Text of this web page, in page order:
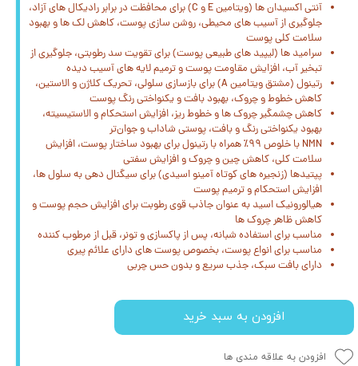
آنتی اکسیدان ها (ویتامین E و C) برای محافظت در برابر رادیکال‌ های آزاد،
جلوگیری از آسیب‌ های محیطی، روشن‌ سازی پوست، کاهش لک‌ ها و بهبود
سلامت کلی پوست
سرامید ها (لیپید های طبیعی پوست) برای تقویت سد رطوبتی، جلوگیری از
تبخیر آب، افزایش مقاومت پوست و ترمیم لایه‌ های آسیب دیده
رتینول (مشتق ویتامین A) برای بازسازی سلولی، تحریک کلاژن و الاستین،
کاهش خطوط و چروک، بهبود بافت و یکنواختی رنگ پوست
کاهش چشمگیر چروک‌ ها و خطوط ریز، افزایش استحکام و الاستیسیته،
بهبود یکنواختی رنگ و بافت، پوستی شاداب و جوان‌تر
NMN با خلوص ۹۹٪ همراه با رتینول برای بهبود ساختار پوست، افزایش
سلامت کلی، کاهش چین‌ و چروک و افزایش سفتی
پپتیدها (زنجیره‌ های کوتاه آمینو اسیدی) برای سیگنال دهی به سلول‌ ها،
افزایش استحکام و ترمیم پوست
هیالورونیک اسید به‌ عنوان جاذب قوی رطوبت برای افزایش حجم پوست و
کاهش ظاهر چروک‌ ها
مناسب برای استفاده شبانه، پس از پاکسازی و تونر، قبل از مرطوب‌ کننده
مناسب برای انواع پوست، بخصوص پوست‌ های دارای علائم پیری
دارای بافت سبک، جذب سریع و بدون حس چربی
افزودن به سبد خرید
افزودن به علاقه مندی ها